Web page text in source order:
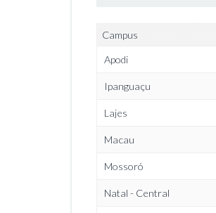
Campus
Apodi
Ipanguaçu
Lajes
Macau
Mossoró
Natal - Central